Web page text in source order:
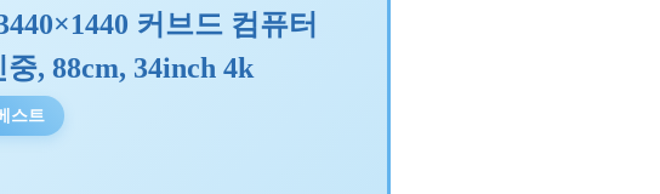
커브드 컴퓨터
, 88cm, 34inch 4k
스트